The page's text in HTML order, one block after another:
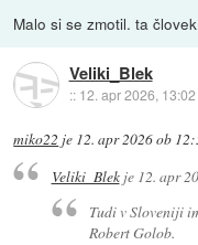
Malo si se zmotil. ta
Veliki_Blek
:: 12. apr 2026, 13:02
miko22 je 12. apr 2026 ob
Veliki_Blekje 12. apr
Tudi v Sloveniji
Robert Golob.